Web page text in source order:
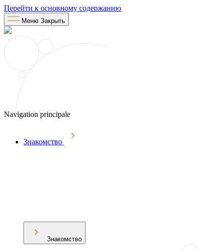
Перейти к основному содержанию
Меню Закрыть
Navigation principale
Знакомство
Знакомство